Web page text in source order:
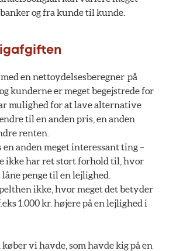
og fra kunde til kunde.
en nettoydelsesberegner på
kunderne er meget begejstrede for
mulighed for at lave alternative
til en anden pris, en anden
renten.
en anden meget interessant ting –
ikke har ret stort forhold til, hvor
penge til en lejlighed.
ikke, hvor meget det betyder
1.000 kr. højere på en lejlighed i
vi havde, som havde kig på en